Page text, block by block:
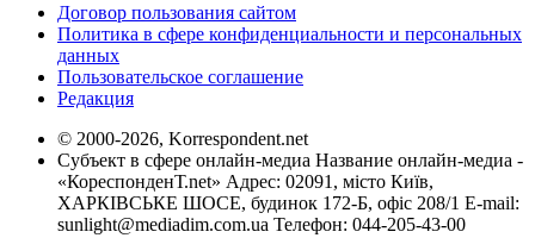
Договор пользования сайтом
Политика в сфере конфиденциальности и персональных
данных
Пользовательское соглашение
Редакция
© 2000-2026, Korrespondent.net
Субъект в сфере онлайн-медиа Название онлайн-медиа -
«КореспонденТ.net» Адрес: 02091, місто Київ,
ХАРКІВСЬКЕ ШОСЕ, будинок 172-Б, офіс 208/1 E-mail:
sunlight@mediadim.com.ua Телефон: 044-205-43-00